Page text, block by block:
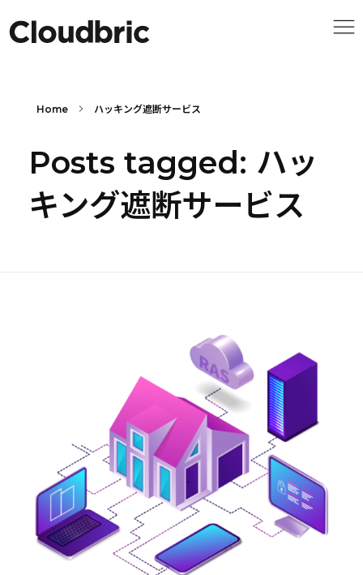
Home ハッキング遮断サービス
Posts tagged: ハッ
キング遮断サービス